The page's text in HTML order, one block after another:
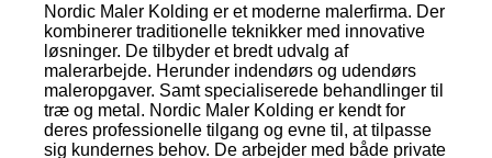
Nordic Maler Kolding er et moderne malerfirma. Der
kombinerer traditionelle teknikker med innovative
løsninger. De tilbyder et bredt udvalg af
malerarbejde. Herunder indendørs og udendørs
maleropgaver. Samt specialiserede behandlinger til
træ og metal. Nordic Maler Kolding er kendt for
deres professionelle tilgang og evne til, at tilpasse
sig kundernes behov. De arbejder med både private